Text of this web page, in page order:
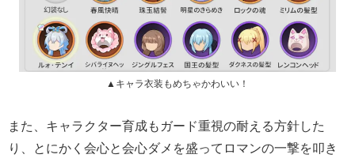
▲キャラ衣装もめちゃかわいい！
また、キャラクター育成もガード重視の耐える方針した
り、とにかく会心と会心ダメを盛ってロマンの一撃を叩き